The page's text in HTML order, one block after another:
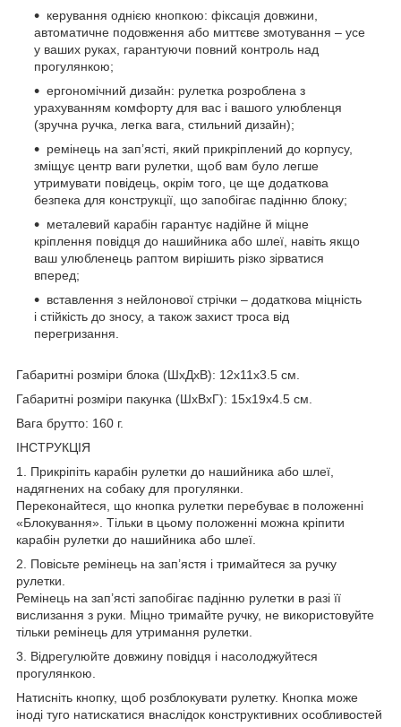
керування однією кнопкою: фіксація довжини,
автоматичне подовження або миттєве змотування – усе
у ваших руках, гарантуючи повний контроль над
прогулянкою;
ергономічний дизайн: рулетка розроблена з
урахуванням комфорту для вас і вашого улюбленця
(зручна ручка, легка вага, стильний дизайн);
ремінець на зап’ясті, який прикріплений до корпусу,
зміщує центр ваги рулетки, щоб вам було легше
утримувати повідець, окрім того, це ще додаткова
безпека для конструкції, що запобігає падінню блоку;
металевий карабін гарантує надійне й міцне
кріплення повідця до нашийника або шлеї, навіть якщо
ваш улюбленець раптом вирішить різко зірватися
вперед;
вставлення з нейлонової стрічки – додаткова міцність
і стійкість до зносу, а також захист троса від
перегризання.
Габаритні розміри блока (ШхДхВ): 12х11х3.5 см.
Габаритні розміри пакунка (ШхВхГ): 15х19х4.5 см.
Вага брутто: 160 г.
ІНСТРУКЦІЯ
1. Прикріпіть карабін рулетки до нашийника або шлеї,
надягнених на собаку для прогулянки.
Переконайтеся, що кнопка рулетки перебуває в положенні
«Блокування». Тільки в цьому положенні можна кріпити
карабін рулетки до нашийника або шлеї.
2. Повісьте ремінець на зап’ястя і тримайтеся за ручку
рулетки.
Ремінець на зап’ясті запобігає падінню рулетки в разі її
вислизання з руки. Міцно тримайте ручку, не використовуйте
тільки ремінець для утримання рулетки.
3. Відрегулюйте довжину повідця і насолоджуйтеся
прогулянкою.
Натисніть кнопку, щоб розблокувати рулетку. Кнопка може
іноді туго натискатися внаслідок конструктивних особливостей